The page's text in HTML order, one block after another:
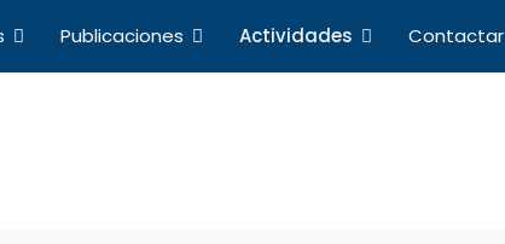
Publicaciones Actividades Contactar